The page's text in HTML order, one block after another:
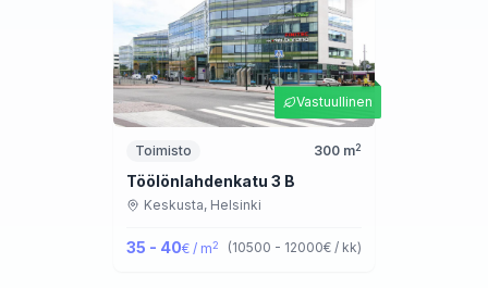
Vastuullinen
Toimisto 300 m2
Töölönlahdenkatu 3 B
Keskusta, Helsinki
35 - 40€ / m2 (10500 - 12000€ / kk)